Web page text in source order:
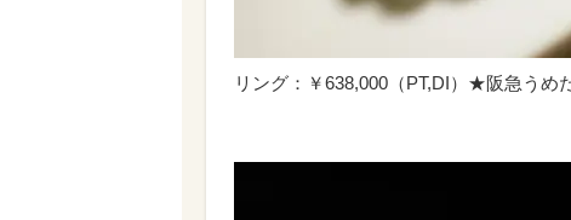
リング：￥638,000（PT,DI）★阪急うめ